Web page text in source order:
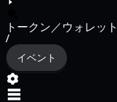
トークン／ウォレッ
/
イベント